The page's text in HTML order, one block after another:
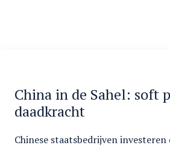
China in de Sahel: soft
daadkracht
Chinese staatsbedrijven